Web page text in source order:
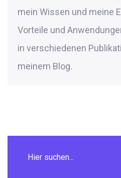
mein Wissen und meine
Vorteile und
in verschiedenen
meinem Blog.